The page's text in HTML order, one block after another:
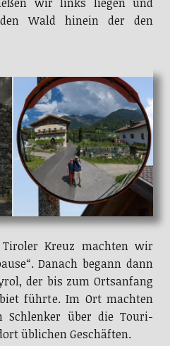
wir links liegen und
Wald hinein der den
Kreuz machten wir
Danach begann dann
der bis zum Ortsanfang
führte. Im Ort machten
über die Touri-
üblichen Geschäften.